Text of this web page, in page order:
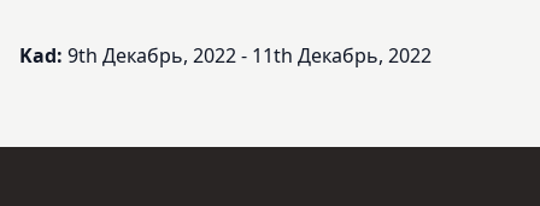
Kad: 9th Декабрь, 2022 - 11th Декабрь, 2022